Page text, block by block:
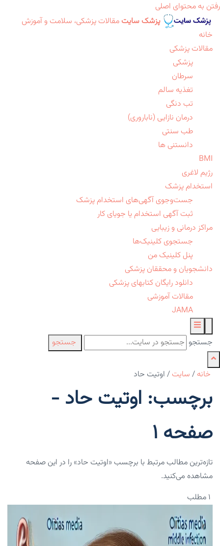
رفتن به محتوای اصلی
پزشک سایت مقالات پزشکی، سلامت و آموزش
خانه
مقالات پزشکی
پزشکی
سرطان
تغذیه سالم
تب دنگی
درمان نازایی (ناباروری)
طب سنتی
دانستنی ها
BMI
رژیم لاغری
استخدام پزشک
جست‌وجوی آگهی‌های استخدام پزشک
ثبت آگهی استخدام یا جویای کار
مراکز درمانی و زیبایی
جستجوی کلینیک‌ها
پنل کلینیک من
دانشجویان و محققان پزشکی
دانلود رایگان کتابهای پزشکی
مقالات آموزشی
JAMA
جستجو جستجو
خانه / سایت / اوتیت حاد
برچسب: اوتیت حاد -
صفحه 1
تازه‌ترین مطالب مرتبط با برچسب «اوتیت حاد» را در این صفحه
مشاهده می‌کنید.
۱ مطلب